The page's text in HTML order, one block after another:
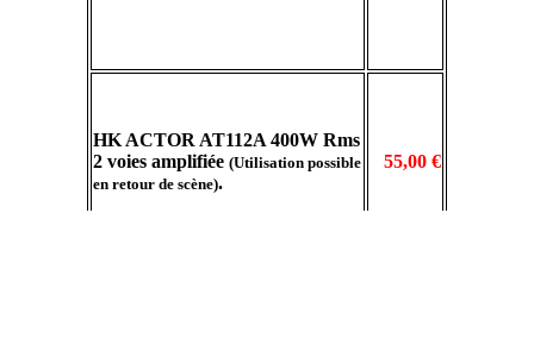
HK ACTOR AT112A 400W Rms
2 voies amplifiée (Utilisation possible
en retour de scène).
55,00 €